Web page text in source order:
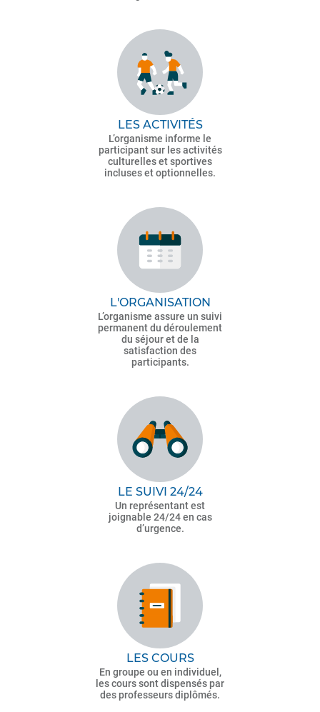
LES ACTIVITÉS
L’organisme informe le
participant sur les activités
culturelles et sportives
incluses et optionnelles.
L'ORGANISATION
L’organisme assure un suivi
permanent du déroulement
du séjour et de la
satisfaction des
participants.
LE SUIVI 24/24
Un représentant est
joignable 24/24 en cas
d’urgence.
LES COURS
En groupe ou en individuel,
les cours sont dispensés par
des professeurs diplômés.